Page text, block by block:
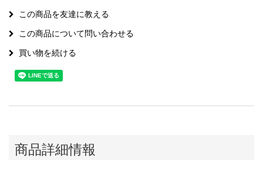
この商品を友達に教える
この商品について問い合わせる
買い物を続ける
商品詳細情報